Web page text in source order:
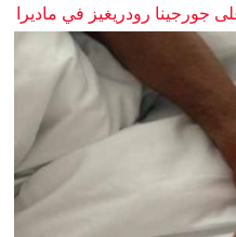
جورجينا رودريغيز في ماديرا